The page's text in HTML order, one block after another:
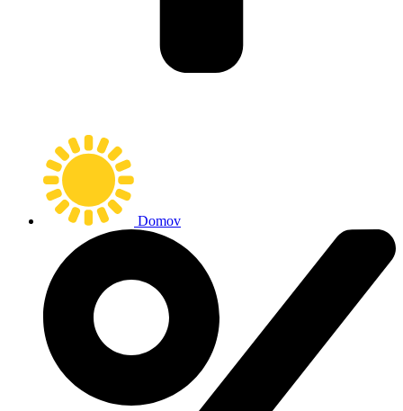
Domov